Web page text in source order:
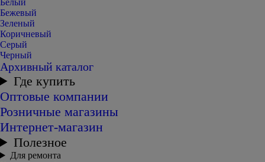
Белый
Бежевый
Зеленый
Коричневый
Серый
Черный
Архивный каталог
Где купить
Оптовые компании
Розничные магазины
Интернет-магазин
Полезное
Для ремонта